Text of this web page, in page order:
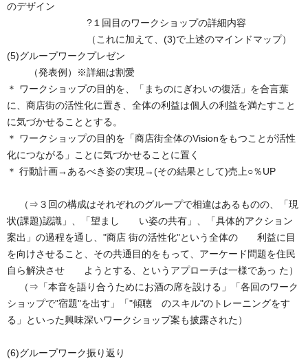
のデザイン
?１回目のワークショップの詳細内容
（これに加えて、(3)で上述のマインドマップ）
(5)グループワークプレゼン
（発表例）※詳細は割愛
＊ ワークショップの目的を、「まちのにぎわいの復活」を合言葉
に、商店街の活性化に置き、全体の利益は個人の利益を満たすこと
に気づかせることとする。
＊ ワークショップの目的を「商店街全体のVisionをもつことが活性
化につながる」ことに気づかせることに置く
＊ 行動計画→あるべき姿の実現→(その結果として)売上○％UP
（⇒３回の構成はそれぞれのグループで相違はあるものの、「現
状(課題)認識」、「望まし い姿の共有」、「具体的アクション
案出」の過程を通し、"商店 街の活性化"という全体の 利益に目
を向けさせること、その共通目的をもって、アーケード問題を住民
自ら解決させ ようとする、というアプローチは一様であっ た）
（⇒「本音を語り合うためにお酒の席を設ける」「各回のワーク
ショップで"宿題"を出す」「"傾聴 のスキル"のトレーニングをす
る」といった興味深いワークショップ案も披露された）
(6)グループワーク振り返り